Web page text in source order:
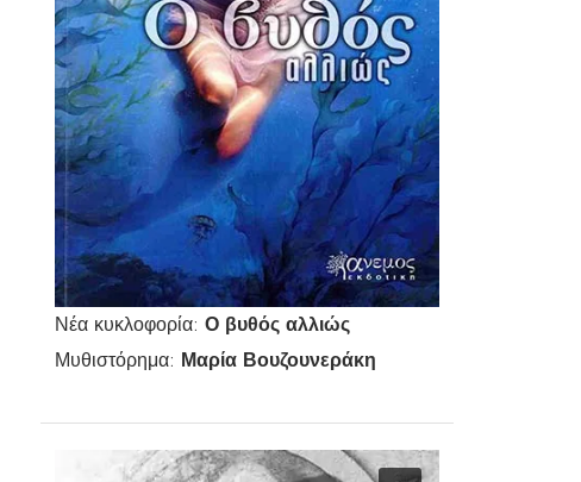
Νέα κυκλοφορία:Ο βυθός αλλιώς
Μυθιστόρημα: Μαρία Βουζουνεράκη